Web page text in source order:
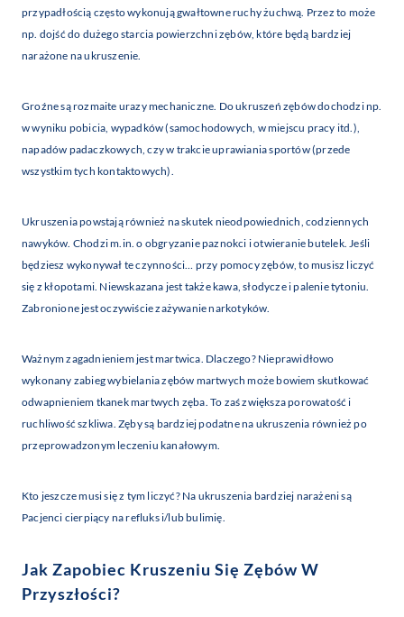
przypadłością często wykonują gwałtowne ruchy żuchwą. Przez to może
np. dojść do dużego starcia powierzchni zębów, które będą bardziej
narażone na ukruszenie.
Groźne są rozmaite urazy mechaniczne. Do ukruszeń zębów dochodzi np.
w wyniku pobicia, wypadków (samochodowych, w miejscu pracy itd.),
napadów padaczkowych, czy w trakcie uprawiania sportów (przede
wszystkim tych kontaktowych).
Ukruszenia powstają również na skutek nieodpowiednich, codziennych
nawyków. Chodzi m.in. o obgryzanie paznokci i otwieranie butelek. Jeśli
będziesz wykonywał te czynności… przy pomocy zębów, to musisz liczyć
się z kłopotami. Niewskazana jest także kawa, słodycze i palenie tytoniu.
Zabronione jest oczywiście zażywanie narkotyków.
Ważnym zagadnieniem jest martwica. Dlaczego? Nieprawidłowo
wykonany zabieg wybielania zębów martwych może bowiem skutkować
odwapnieniem tkanek martwych zęba. To zaś zwiększa porowatość i
ruchliwość szkliwa. Zęby są bardziej podatne na ukruszenia również po
przeprowadzonym leczeniu kanałowym.
Kto jeszcze musi się z tym liczyć? Na ukruszenia bardziej narażeni są
Pacjenci cierpiący na refluks i/lub bulimię.
Jak Zapobiec Kruszeniu Się Zębów W
Przyszłości?